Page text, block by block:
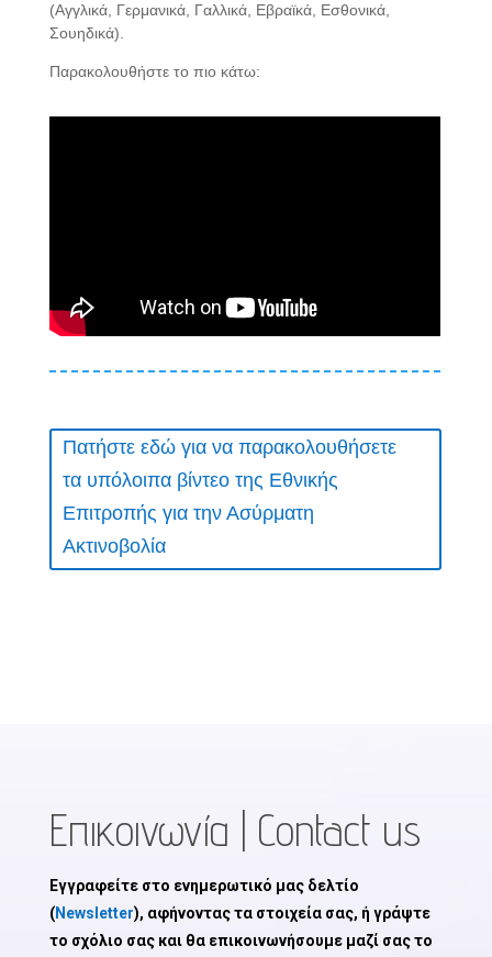
(Αγγλικά, Γερμανικά, Γαλλικά, Εβραϊκά, Εσθονικά,
Σουηδικά).
Παρακολουθήστε το πιο κάτω:
Πατήστε εδώ για να παρακολουθήσετε
τα υπόλοιπα βίντεο της Εθνικής
Επιτροπής για την Ασύρματη
Ακτινοβολία
Επικοινωνία | Contact us
Εγγραφείτε στο ενημερωτικό μας δελτίο
(Newsletter), αφήνοντας τα στοιχεία σας, ή γράψτε
το σχόλιο σας και θα επικοινωνήσουμε μαζί σας το